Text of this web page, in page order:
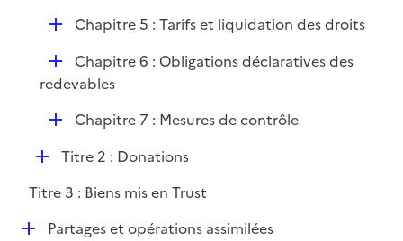
r
e
D
l
r
Chapitre 5 : Tarifs et liquidation des droits
D
é
i
e
r
Chapitre 6 : Obligations déclaratives des
redevables
D
p
l
i
e
Chapitre 7 : Mesures de contrôle
D
p
l
Titre 2 : Donations
Titre 3 : Biens mis en Trust
DPartages et opérations assimilées